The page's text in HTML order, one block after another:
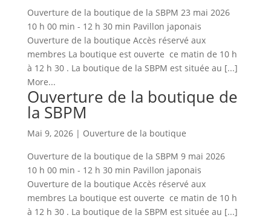
Ouverture de la boutique de la SBPM 23 mai 2026
10 h 00 min - 12 h 30 min Pavillon japonais
Ouverture de la boutique Accès réservé aux
membres La boutique est ouverte ce matin de 10 h
à 12 h 30 . La boutique de la SBPM est située au [...]
More...
Ouverture de la boutique de
la SBPM
Mai 9, 2026| Ouverture de la boutique
Ouverture de la boutique de la SBPM 9 mai 2026
10 h 00 min - 12 h 30 min Pavillon japonais
Ouverture de la boutique Accès réservé aux
membres La boutique est ouverte ce matin de 10 h
à 12 h 30 . La boutique de la SBPM est située au [...]